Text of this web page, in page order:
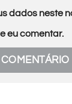
dados neste
eu comentar.